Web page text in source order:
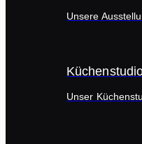
Unsere
Unser